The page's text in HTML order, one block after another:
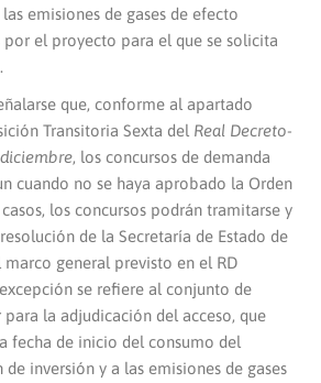
emisiones de gases de efecto
por el proyecto para el que se solicita
que, conforme al apartado
Transitoria Sexta del Real Decreto-
, los concursos de demanda
cuando no se haya aprobado la Orden
casos, los concursos podrán tramitarse y
de la Secretaría de Estado de
general previsto en el RD
se refiere al conjunto de
la adjudicación del acceso, que
fecha de inicio del consumo del
inversión y a las emisiones de gases